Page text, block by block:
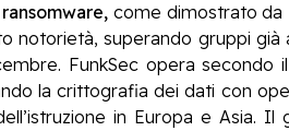
come dimostrato da
notorietà, superando gruppi già
FunkSec opera secondo
la crittografia dei dati con
in Europa e Asia. Il